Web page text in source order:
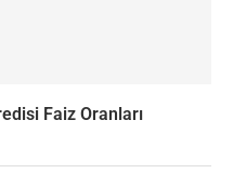
Faiz Oranları